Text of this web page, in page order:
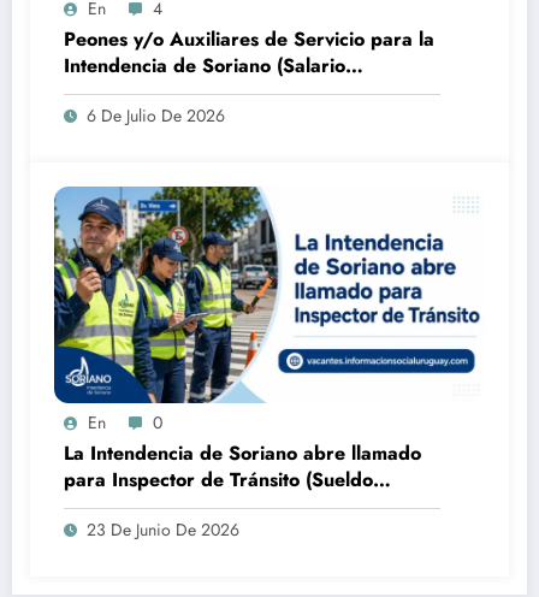
En 4
Peones y/o Auxiliares de Servicio para la
Intendencia de Soriano (Salario
$33.531,85 nominales)
6 De Julio De 2026
En 0
La Intendencia de Soriano abre llamado
para Inspector de Tránsito (Sueldo
nominal $33.531,85)
23 De Junio De 2026